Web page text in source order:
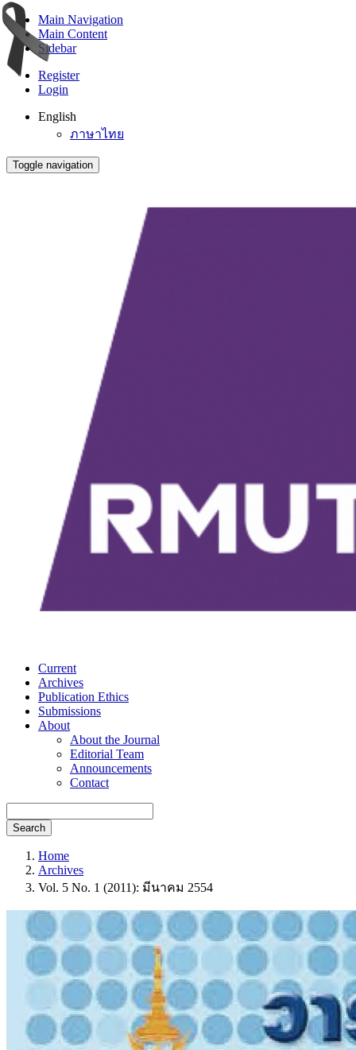
Main Navigation
Main Content
Sidebar
Register
Login
English
ภาษาไทย
Toggle navigation
Current
Archives
Publication Ethics
Submissions
About
About the Journal
Editorial Team
Announcements
Contact
Search
Home
Archives
Vol. 5 No. 1 (2011): มีนาคม 2554